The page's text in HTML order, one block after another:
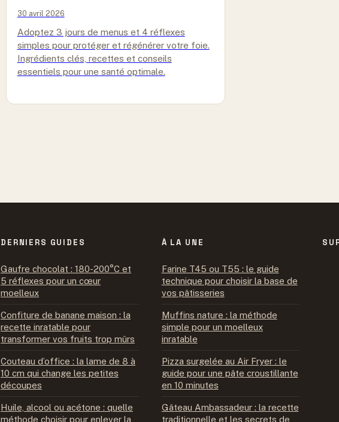
30 avril 2026
Adoptez 3 jours de menus et 4 réflexes
simples pour protéger et régénérer votre foie.
Ingrédients clés, recettes et conseils
essentiels pour une santé optimale.
DERNIERS GUIDES
Gaufre chocolat : 180-200°C et
5 réflexes pour un cœur
moelleux
Confiture de banane maison : la
recette inratable pour
transformer vos fruits trop mûrs
Couteau d’office : la lame de 8 à
10 cm qui change les petites
découpes
Huile, alcool ou acétone : quelle
méthode choisir pour enlever la
À LA UNE
Farine T45 ou T55 : le guide
technique pour choisir la base de
vos pâtisseries
Muffins nature : la méthode
simple pour un moelleux
inratable
Pizza surgelée au Air Fryer : le
guide pour une pâte croustillante
en 10 minutes
Gâteau Ambassadeur : la recette
traditionnelle et les secrets de